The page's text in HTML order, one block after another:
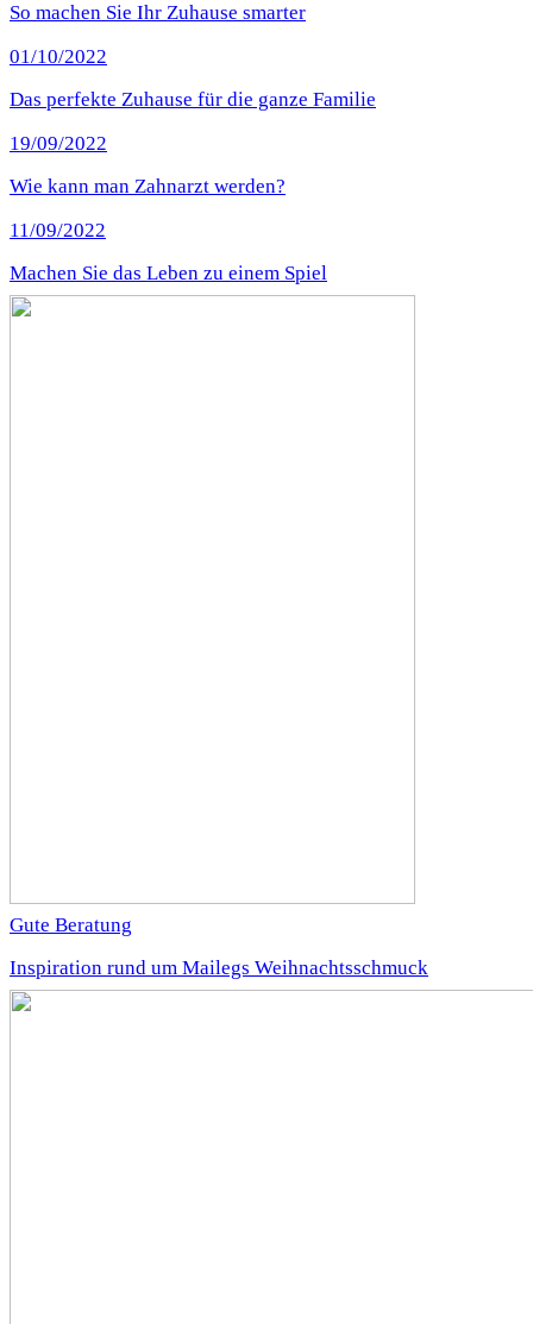
So machen Sie Ihr Zuhause smarter
01/10/2022
Das perfekte Zuhause für die ganze Familie
19/09/2022
Wie kann man Zahnarzt werden?
11/09/2022
Machen Sie das Leben zu einem Spiel
Gute Beratung
Inspiration rund um Mailegs Weihnachtsschmuck